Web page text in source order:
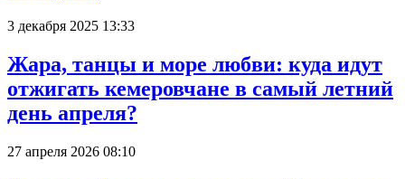
3 декабря 2025 13:33
Жара, танцы и море любви: куда идут
отжигать кемеровчане в самый летний
день апреля?
27 апреля 2026 08:10